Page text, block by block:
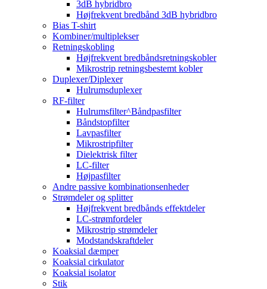
3dB hybridbro
Højfrekvent bredbånd 3dB hybridbro
Bias T-shirt
Kombiner/multiplekser
Retningskobling
Højfrekvent bredbåndsretningskobler
Mikrostrip retningsbestemt kobler
Duplexer/Diplexer
Hulrumsduplexer
RF-filter
Hulrumsfilter^Båndpasfilter
Båndstopfilter
Lavpasfilter
Mikrostripfilter
Dielektrisk filter
LC-filter
Højpasfilter
Andre passive kombinationsenheder
Strømdeler og splitter
Højfrekvent bredbånds effektdeler
LC-strømfordeler
Mikrostrip strømdeler
Modstandskraftdeler
Koaksial dæmper
Koaksial cirkulator
Koaksial isolator
Stik